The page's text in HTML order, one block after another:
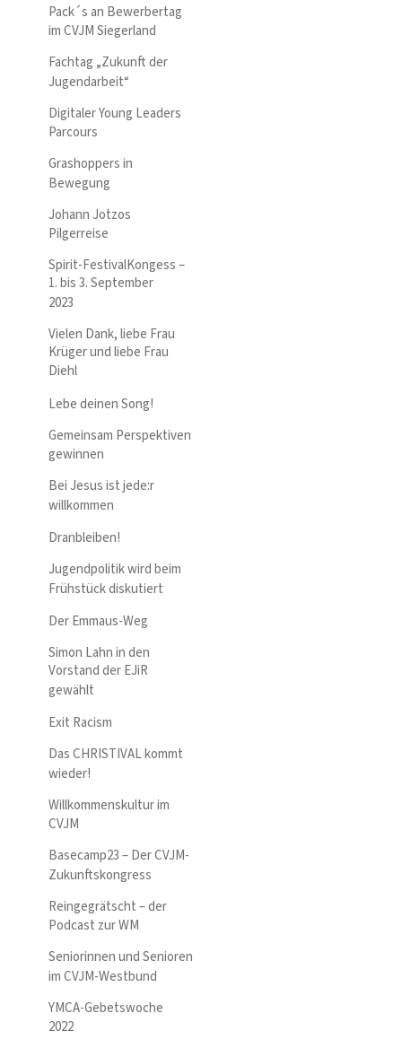
Pack´s an Bewerbertag
im CVJM Siegerland
Fachtag „Zukunft der
Jugendarbeit“
Digitaler Young Leaders
Parcours
Grashoppers in
Bewegung
Johann Jotzos
Pilgerreise
Spirit-FestivalKongess –
1. bis 3. September
2023
Vielen Dank, liebe Frau
Krüger und liebe Frau
Diehl
Lebe deinen Song!
Gemeinsam Perspektiven
gewinnen
Bei Jesus ist jede:r
willkommen
Dranbleiben!
Jugendpolitik wird beim
Frühstück diskutiert
Der Emmaus-Weg
Simon Lahn in den
Vorstand der EJiR
gewählt
Exit Racism
Das CHRISTIVAL kommt
wieder!
Willkommenskultur im
CVJM
Basecamp23 – Der CVJM-
Zukunftskongress
Reingegrätscht – der
Podcast zur WM
Seniorinnen und Senioren
im CVJM-Westbund
YMCA-Gebetswoche
2022